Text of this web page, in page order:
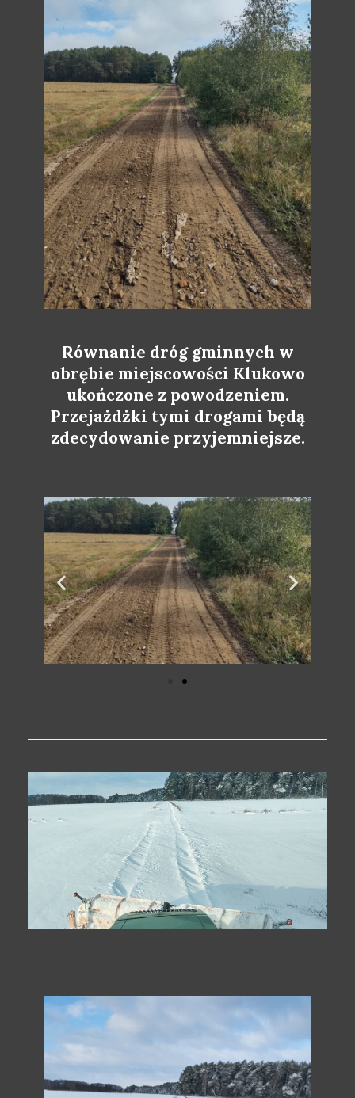
Równanie dróg gminnych w
obrębie miejscowości Klukowo
ukończone z powodzeniem.
Przejażdżki tymi drogami będą
zdecydowanie przyjemniejsze.